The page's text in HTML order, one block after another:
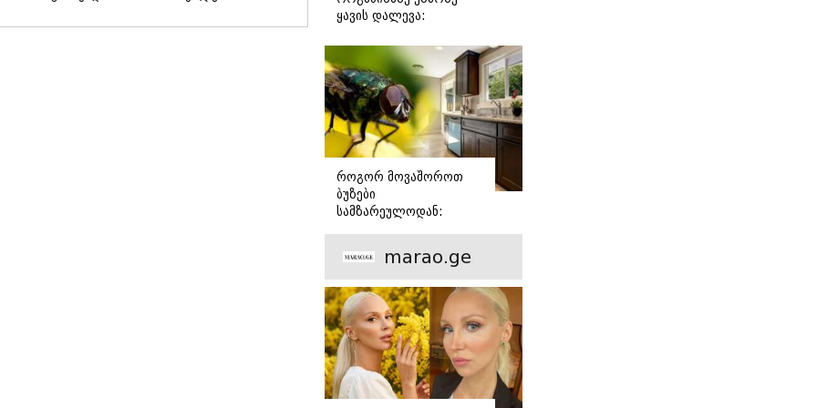
უსასრულოდ
კორუფცია
ყავის დალევა:
რჩევები
როგორ მოვაშოროთ
ბუზები
სამზარეულოდან:
რჩევები marao.ge